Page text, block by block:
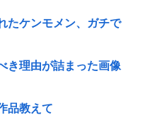
たケンモメン、ガチで
き理由が詰まった画像
品教えて